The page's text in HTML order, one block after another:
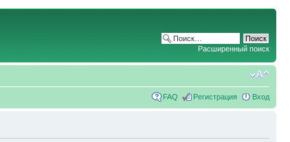
Расширенный поиск
FAQ Регистрация Вход